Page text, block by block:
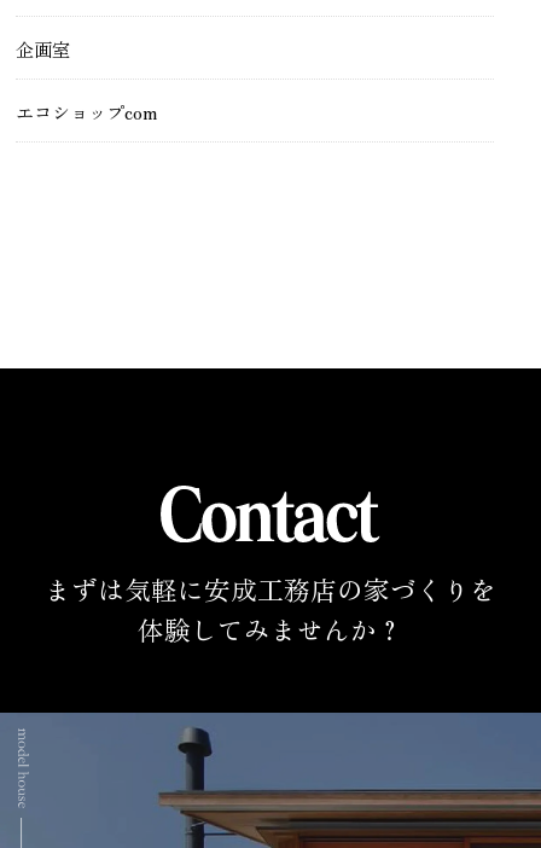
企画室
エコショップcom
まずは気軽に安成工務店の家づくりを
体験してみませんか？